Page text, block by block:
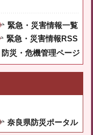
緊急・災害情報一覧
緊急・災害情報RSS
防災・危機管理ページ
奈良県防災ポータル